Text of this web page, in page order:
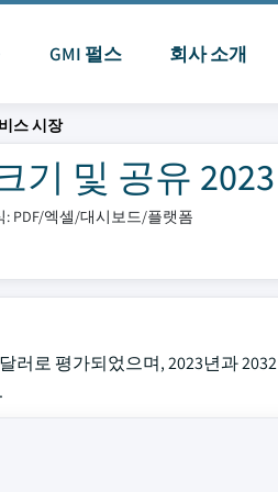
GMI 펄스 회사 소개
스 시장
및 공유
: PDF/엑셀/대시보드/플랫폼
러로 평가되었으며, 2023년과